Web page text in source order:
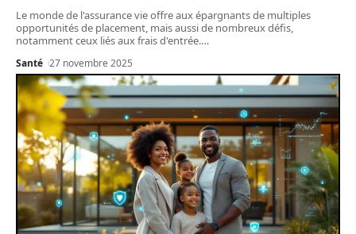
Le monde de l'assurance vie offre aux épargnants de multiples
opportunités de placement, mais aussi de nombreux défis,
notamment ceux liés aux frais d'entrée.…
Santé 27 novembre 2025